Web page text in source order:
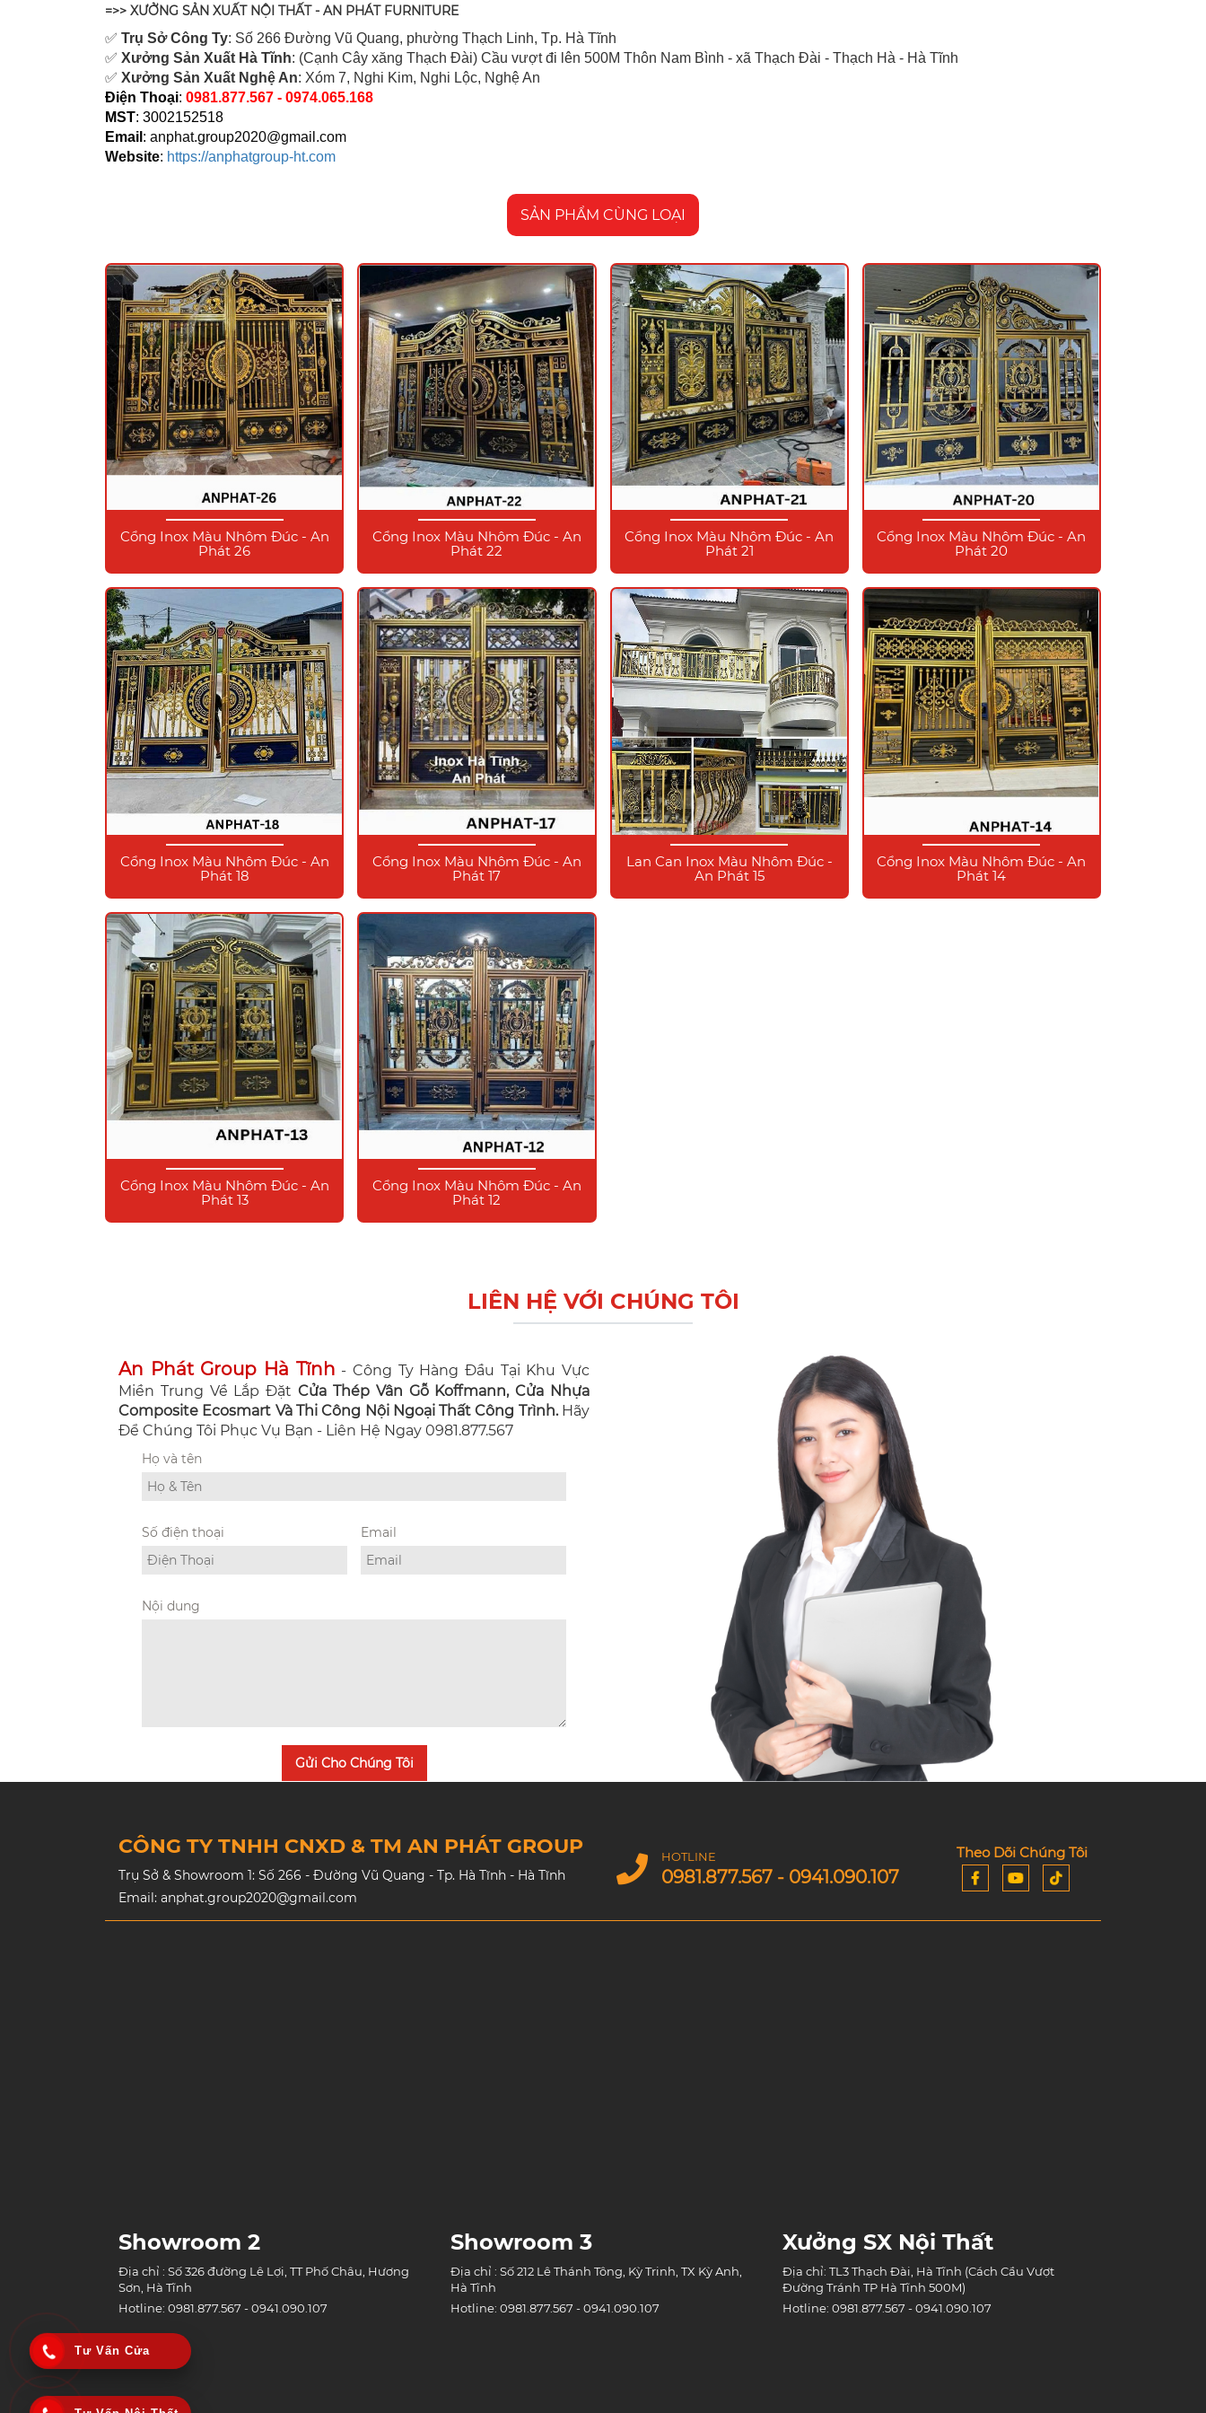
=>> XƯỞNG SẢN XUẤT NỘI THẤT - AN PHÁT FURNITURE
✅ Trụ Sở Công Ty: Số 266 Đường Vũ Quang, phường Thạch Linh, Tp. Hà Tĩnh
✅ Xưởng Sản Xuất Hà Tĩnh: (Cạnh Cây xăng Thạch Đài) Cầu vượt đi lên 500M Thôn Nam Bình - xã Thạch Đài - Thạch Hà - Hà Tĩnh
✅ Xưởng Sản Xuất Nghệ An: Xóm 7, Nghi Kim, Nghi Lộc, Nghệ An
Điện Thoại: 0981.877.567 - 0974.065.168
MST: 3002152518
Email : anphat.group2020@gmail.com
Website: https://anphatgroup-ht.com
SẢN PHẨM CÙNG LOẠI
Cổng Inox Màu Nhôm Đúc - An
Phát 26
Cổng Inox Màu Nhôm Đúc - An
Phát 22
Cổng Inox Màu Nhôm Đúc - An
Phát 21
Cổng Inox Màu Nhôm Đúc - An
Phát 20
Cổng Inox Màu Nhôm Đúc - An
Phát 18
Cổng Inox Màu Nhôm Đúc - An
Phát 17
Lan Can Inox Màu Nhôm Đúc -
An Phát 15
Cổng Inox Màu Nhôm Đúc - An
Phát 14
Cổng Inox Màu Nhôm Đúc - An
Phát 13
Cổng Inox Màu Nhôm Đúc - An
Phát 12
LIÊN HỆ VỚI CHÚNG TÔI
An Phát Group Hà Tĩnh - Công Ty Hàng Đầu Tại Khu Vực
Miền Trung Về Lắp ĐặtCửa Thép Vân Gỗ Koffmann, Cửa Nhựa
Composite Ecosmart Và Thi Công Nội Ngoại Thất Công Trình. Hãy
Để Chúng Tôi Phục Vụ Bạn - Liên Hệ Ngay 0981.877.567
Họ và tên
Số điện thoại Email
Nội dung
Gửi Cho Chúng Tôi
CÔNG TY TNHH CNXD & TM AN PHÁT GROUP
Trụ Sở & Showroom 1: Số 266 - Đường Vũ Quang - Tp. Hà Tĩnh - Hà Tĩnh
Email: anphat.group2020@gmail.com
HOTLINE
0981.877.567 - 0941.090.107
Theo Dõi Chúng Tôi
Showroom 2
Địa chỉ : Số 326 đường Lê Lợi, TT Phố Châu, Hương
Sơn, Hà Tĩnh
Hotline: 0981.877.567 - 0941.090.107
Showroom 3
Địa chỉ : Số 212 Lê Thánh Tông, Kỳ Trinh, TX Kỳ Anh,
Hà Tĩnh
Hotline: 0981.877.567 - 0941.090.107
Xưởng SX Nội Thất
Địa chỉ: TL3 Thạch Đài, Hà Tĩnh (Cách Cầu Vượt
Đường Tránh TP Hà Tĩnh 500M)
Hotline: 0981.877.567 - 0941.090.107
Tư Vấn Cửa